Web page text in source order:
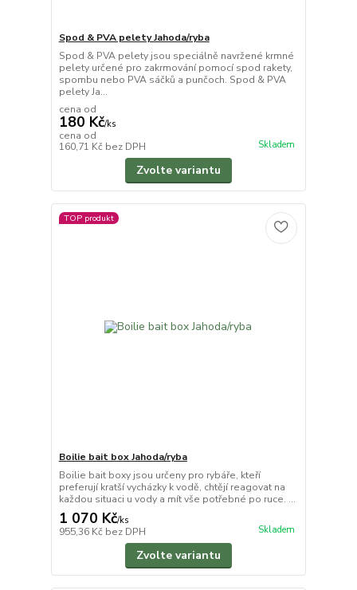
Spod & PVA pelety Jahoda/ryba
Spod & PVA pelety jsou speciálně navržené krmné
pelety určené pro zakrmování pomocí spod rakety,
spombu nebo PVA sáčků a punčoch. Spod & PVA
pelety Ja...
cena od
180 Kč/ks
cena od
160,71 Kč bez DPH Skladem
Zvolte variantu
TOP produkt
Boilie bait box Jahoda/ryba
Boilie bait boxy jsou určeny pro rybáře, kteří
preferují kratší vycházky k vodě, chtějí reagovat na
každou situaci u vody a mít vše potřebné po ruce. ...
1 070 Kč/ks
955,36 Kč bez DPH Skladem
Zvolte variantu